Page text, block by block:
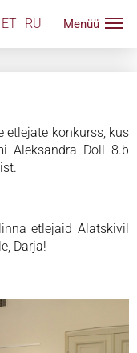
ET RU
etlejate konkurss, kus
Aleksandra Doll 8.b
etlejaid Alatskivil
Darja!